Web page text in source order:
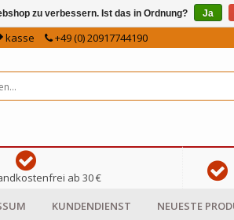
kasse +49 (0) 20917744190
ab 30 €
KUNDENDIENST NEUESTE
zu verbessern. Ist das in Ordnung? Ja